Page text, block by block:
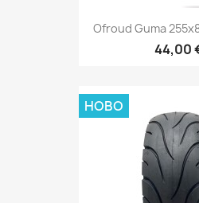
Ofroud Guma
44,00
НОВО